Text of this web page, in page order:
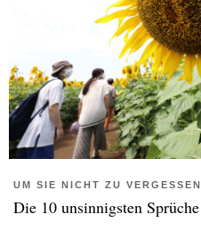
UM SIE NICHT ZU VERGESSEN
Die 10 unsinnigsten